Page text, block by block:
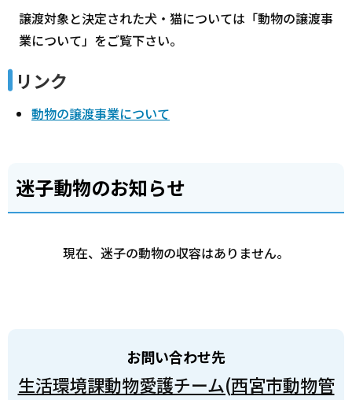
譲渡対象と決定された犬・猫については「動物の譲渡事
業について」をご覧下さい。
リンク
動物の譲渡事業について
迷子動物のお知らせ
現在、迷子の動物の収容はありません。
お問い合わせ先
生活環境課動物愛護チーム(西宮市動物管